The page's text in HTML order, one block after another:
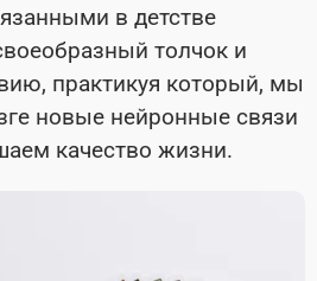
в детстве
толчок и
практикуя который, мы
новые нейронные связи
качество жизни.